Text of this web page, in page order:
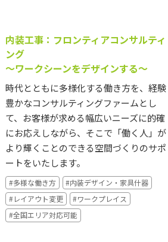
内装工事：フロンティアコンサルティ
ング
～ワークシーンをデザインする～
時代とともに多様化する働き方を、経験
豊かなコンサルティングファームとし
て、お客様が求める幅広いニーズに的確
にお応えしながら、そこで「働く人」が
より輝くことのできる空間づくりのサポ
ートをいたします。
#多様な働き方
#内装デザイン・家具什器
#レイアウト変更
#ワークプレイス
#全国エリア対応可能